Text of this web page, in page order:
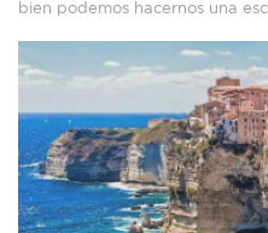
bien podemos hacernos una